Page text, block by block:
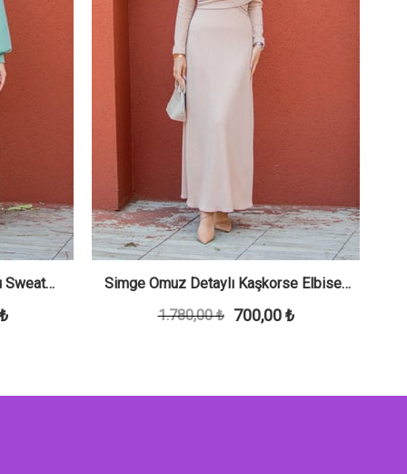
Sweat
Simge Omuz Detaylı Kaşkorse Elbise-
Bej700,00 ₺
1.780,00 ₺